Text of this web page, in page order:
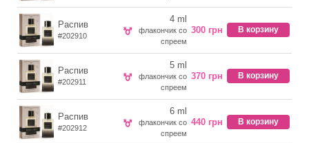
Распив
#202910
4 ml
флакончик со
спреем
300 грн В корзину
Распив
#202911
5 ml
флакончик со
спреем
370 грн В корзину
Распив
#202912
6 ml
флакончик со
спреем
440 грн В корзину